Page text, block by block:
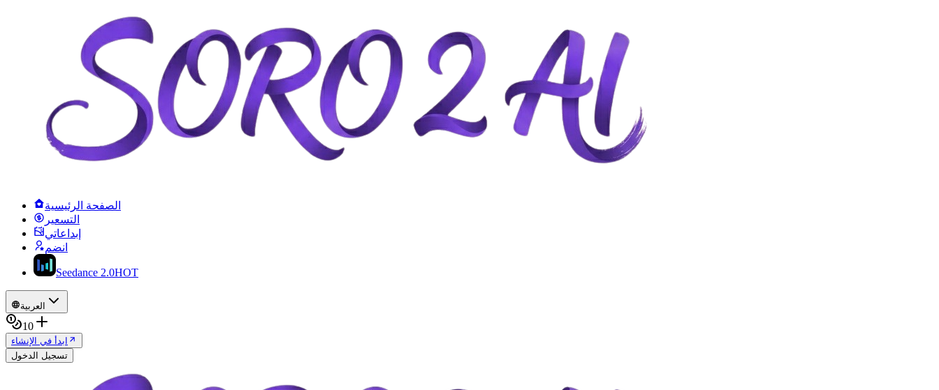
الصفحة الرئيسية
التسعير
إبداعاتي
انضم
Seedance 2.0HOT
العربية
10
ابدأ في الإنشاء
تسجيل الدخول